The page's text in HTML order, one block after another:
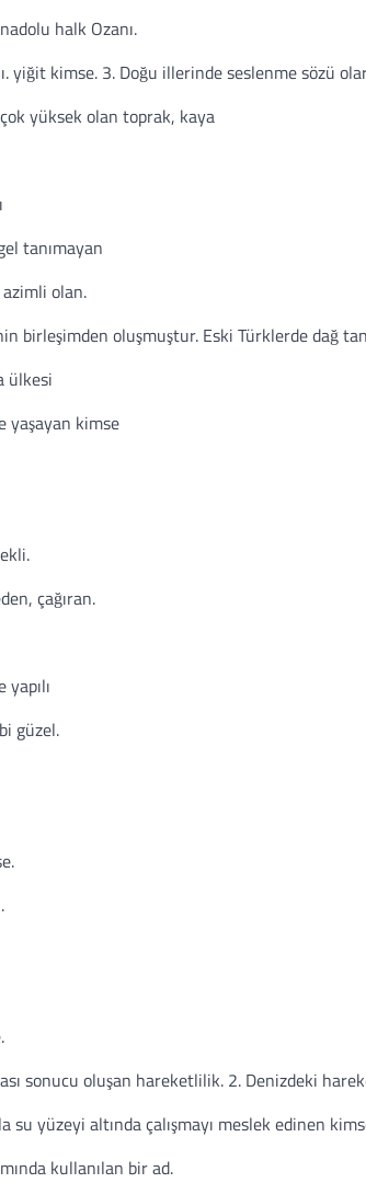
halk Ozanı.
yiğit kimse. 3. Doğu illerinde seslenme sözü
yüksek olan toprak, kaya
tanımayan
azimli olan.
birleşimden oluşmuştur. Eski Türklerde dağ
ülkesi
yaşayan kimse
çağıran.
güzel.
sonucu oluşan hareketlilik. 2. Denizdeki
su yüzeyi altında çalışmayı meslek edinen
kullanılan bir ad.